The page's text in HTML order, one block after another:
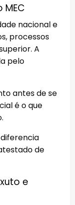
nacional e
processos
A
pelo
antes de se
é o que
de
e